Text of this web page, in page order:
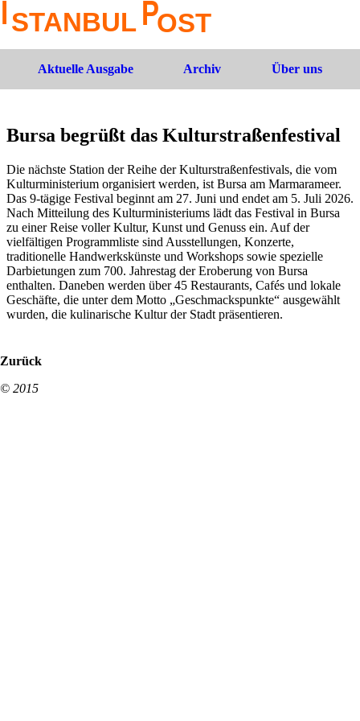
Aktuelle Ausgabe Archiv Über uns
Bursa begrüßt das Kulturstraßenfestival
Die nächste Station der Reihe der Kulturstraßenfestivals, die vom
Kulturministerium organisiert werden, ist Bursa am Marmarameer.
Das 9-tägige Festival beginnt am 27. Juni und endet am 5. Juli 2026.
Nach Mitteilung des Kulturministeriums lädt das Festival in Bursa
zu einer Reise voller Kultur, Kunst und Genuss ein. Auf der
vielfältigen Programmliste sind Ausstellungen, Konzerte,
traditionelle Handwerkskünste und Workshops sowie spezielle
Darbietungen zum 700. Jahrestag der Eroberung von Bursa
enthalten. Daneben werden über 45 Restaurants, Cafés und lokale
Geschäfte, die unter dem Motto „Geschmackspunkte“ ausgewählt
wurden, die kulinarische Kultur der Stadt präsentieren.
Zurück
© 2015